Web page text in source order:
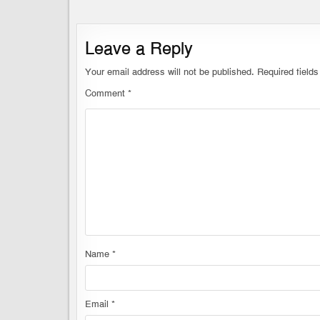
Leave a Reply
Your email address will not be published. Required
Comment *
Name *
Email *